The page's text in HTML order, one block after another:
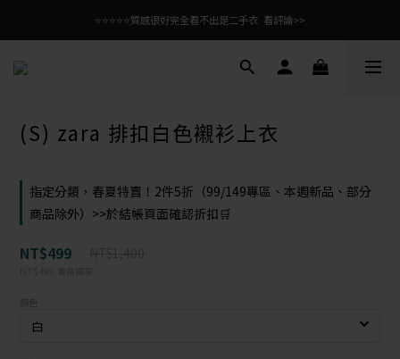
⭐⭐⭐⭐⭐質感很好完全看不出是二手衣  看評論>>
(S) zara 排扣白色襯衫上衣
指定分類，春夏特賣！2件5折（99/149專區、本週新品、部分
商品除外）>>於結帳頁面確認折扣🛒
NT$499 NT$1,400
顏色